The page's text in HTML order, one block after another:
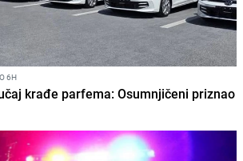
6H
krađe parfema: Osumnjičeni priznao